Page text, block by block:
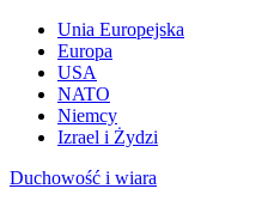
Unia Europejska
Europa
USA
NATO
Niemcy
Izrael i Żydzi
Duchowość i wiara